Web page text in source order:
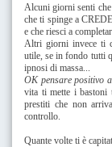
Alcuni giorni senti
che ti spinge a
e che riesci a
Altri giorni invece ti
utile, se in fondo tutti
ipnosi di massa...
OK pensare positivo
vita ti mette i bastoni
prestiti che non
controllo.
Quante volte ti è